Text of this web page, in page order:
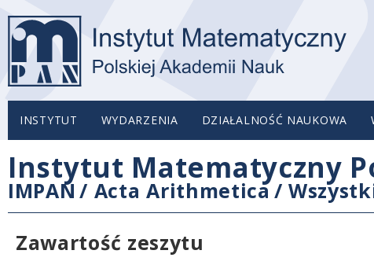
INSTYTUT WYDARZENIA DZIAŁALNOŚĆ NAUKOWA
Instytut Matematyczny
IMPAN / Acta Arithmetica/
Zawartość zeszytu